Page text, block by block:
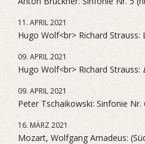
11. APRIL 2021
Hugo Wolf<br> Richard Strauss:
09. APRIL 2021
Hugo Wolf<br> Richard Strauss:
09. APRIL 2021
Peter Tschaikowski: Sinfonie Nr.
16. MÄRZ 2021
Mozart, Wolfgang Amadeus: